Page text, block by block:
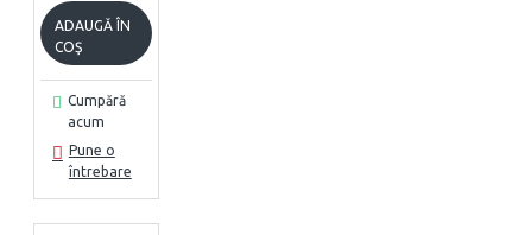
ADAUGĂ ÎN
COŞ
Cumpără
acum
Pune o
întrebare